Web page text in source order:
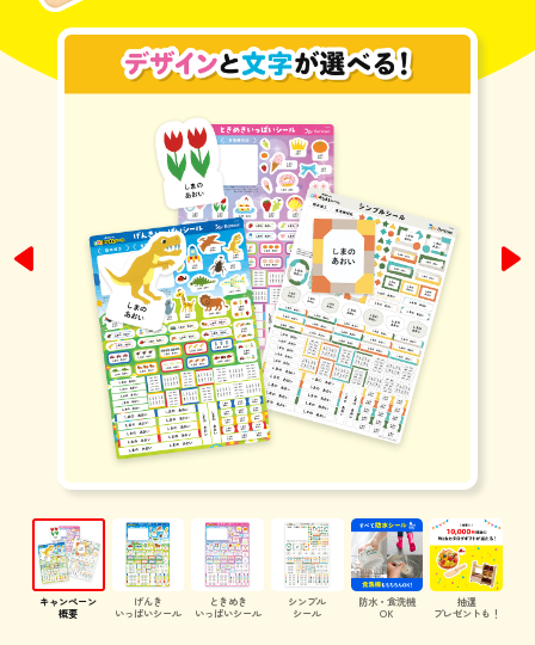
キャンペーン
概要
げんき
いっぱいシール
ときめき
いっぱいシール
シンプル
シール
防水・食洗機
OK
抽選
プレゼントも！